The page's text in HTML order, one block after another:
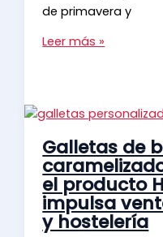
de primavera y
Cómo
de
rentable
para
tu
restaurante
con
Leer más »
Galletas de
el producto
impulsa
y hostelería